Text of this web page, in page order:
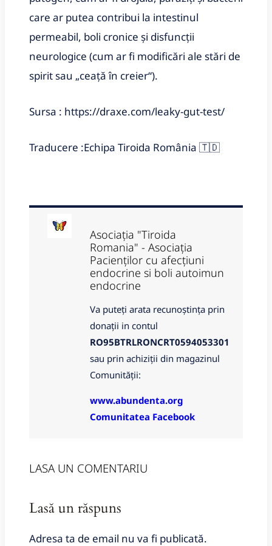
care ar putea contribui la intestinul
permeabil, boli cronice și disfuncții
neurologice (cum ar fi modificări ale stări de
spirit sau „ceață în creier“).
Sursa : https://draxe.com/leaky-gut-test/
Traducere :Echipa Tiroida România 🇹🇩
Asociația "Tiroida
Romania" - Asociația
Pacienților cu afecțiuni
endocrine si boli autoimun
endocrine
Va puteți arata recunoștința prin
donații in contul
RO95BTRLRONCRT0594053301
sau prin achiziții din magazinul
Comunității:
www.abundenta.org
Comunitatea Facebook
LASA UN COMENTARIU
Lasă un răspuns
Adresa ta de email nu va fi publicată.